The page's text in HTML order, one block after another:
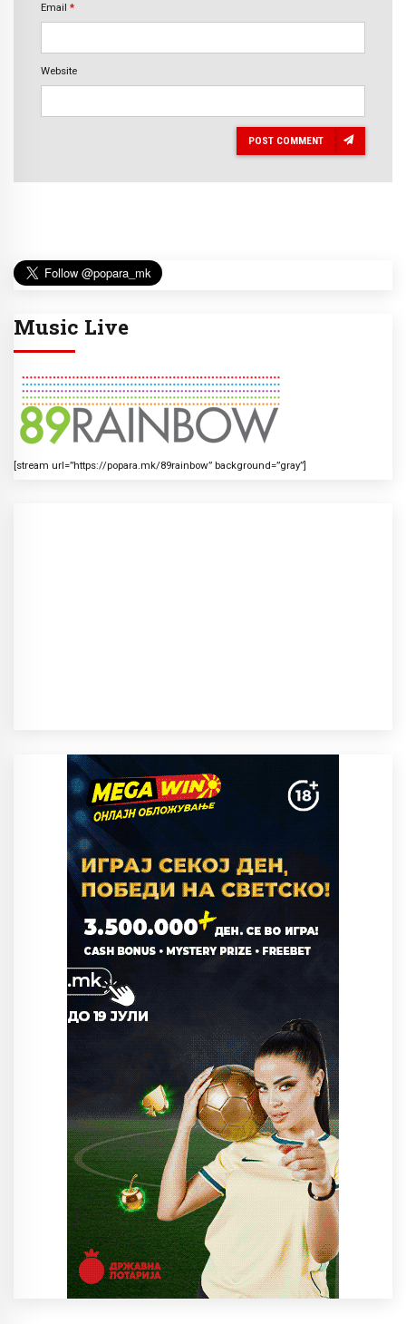
Email *
Website
POST COMMENT
Music Live
[stream url=”https://popara.mk/89rainbow” background=”gray”]